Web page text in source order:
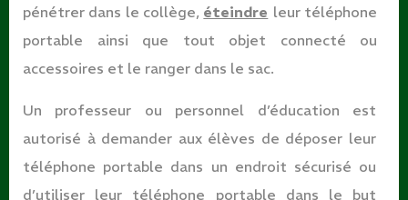
pénétrer dans le collège, éteindre leur téléphone
portable ainsi que tout objet connecté ou
accessoires et le ranger dans le sac.
Un professeur ou personnel d’éducation est
autorisé à demander aux élèves de déposer leur
téléphone portable dans un endroit sécurisé ou
d’utiliser leur téléphone portable dans le but